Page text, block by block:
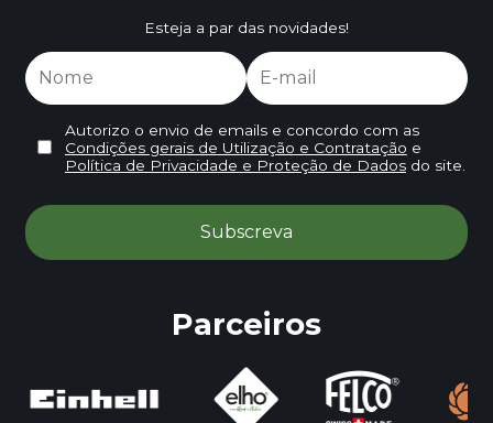
Esteja a par das novidades!
Autorizo o envio de emails e concordo com as
Condições gerais de Utilização e Contratação e
Política de Privacidade e Proteção de Dadosdo site.
Parceiros